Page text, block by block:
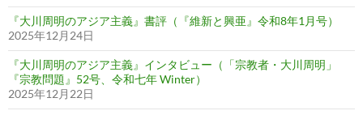
『大川周明のアジア主義』書評（『維新と興亜』令和8年1月号）
2025年12月24日
『大川周明のアジア主義』インタビュー（「宗教者・大川周明」
『宗教問題』52号、令和七年 Winter）
2025年12月22日